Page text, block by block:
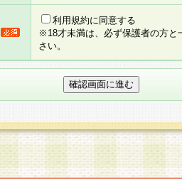
人情報は、すべて会員登録希望者の自由な
って、会員登録希望者が自らの個人情報
人情報をお預かりいたしません が、提供
ス等をご利用いただけない場合があります
当社が保有している個人情報の開示・訂正
本人様であることが当社にて確認できた
承諾のうえ、当社所定の登録手続きを全
利用規約に同意する
※18才未満は、必ず保護者の方と
さい。